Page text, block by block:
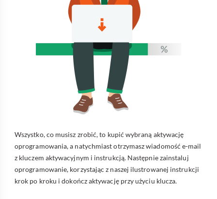
Wszystko, co musisz zrobić, to kupić wybraną aktywację
oprogramowania, a natychmiast otrzymasz wiadomość e-mail
z kluczem aktywacyjnym i instrukcją. Następnie zainstaluj
oprogramowanie, korzystając z naszej ilustrowanej instrukcji
krok po kroku i dokończ aktywację przy użyciu klucza.